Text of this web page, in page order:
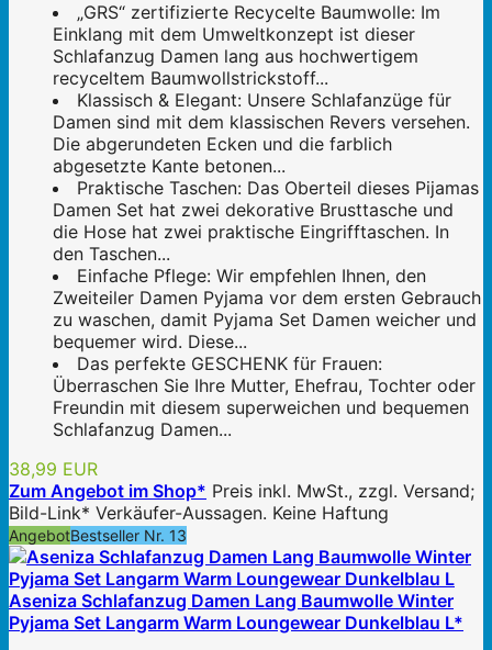
„GRS“ zertifizierte Recycelte Baumwolle: Im
Einklang mit dem Umweltkonzept ist dieser
Schlafanzug Damen lang aus hochwertigem
recyceltem Baumwollstrickstoff...
Klassisch & Elegant: Unsere Schlafanzüge für
Damen sind mit dem klassischen Revers versehen.
Die abgerundeten Ecken und die farblich
abgesetzte Kante betonen...
Praktische Taschen: Das Oberteil dieses Pijamas
Damen Set hat zwei dekorative Brusttasche und
die Hose hat zwei praktische Eingrifftaschen. In
den Taschen...
Einfache Pflege: Wir empfehlen Ihnen, den
Zweiteiler Damen Pyjama vor dem ersten Gebrauch
zu waschen, damit Pyjama Set Damen weicher und
bequemer wird. Diese...
Das perfekte GESCHENK für Frauen:
Überraschen Sie Ihre Mutter, Ehefrau, Tochter oder
Freundin mit diesem superweichen und bequemen
Schlafanzug Damen...
38,99 EUR
Zum Angebot im Shop* Preis inkl. MwSt., zzgl. Versand;
Bild-Link* Verkäufer-Aussagen. Keine Haftung
AngebotBestseller Nr. 13
Aseniza Schlafanzug Damen Lang Baumwolle Winter
Pyjama Set Langarm Warm Loungewear Dunkelblau L*